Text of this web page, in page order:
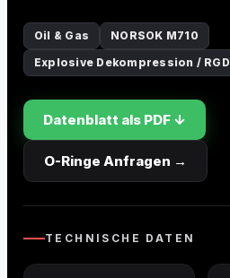
Oil & Gas
NORSOK M710
Explosive Dekompression / RGD
Datenblatt als PDF ↓
O-Ringe Anfragen →
TECHNISCHE DATEN